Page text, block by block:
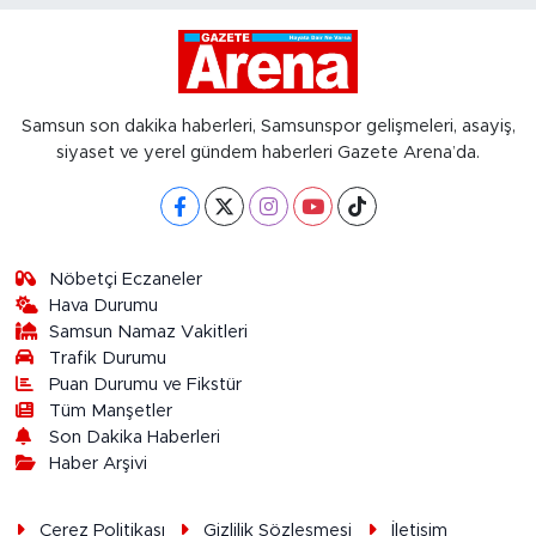
Samsun son dakika haberleri, Samsunspor gelişmeleri, asayiş,
siyaset ve yerel gündem haberleri Gazete Arena’da.
Nöbetçi Eczaneler
Hava Durumu
Samsun Namaz Vakitleri
Trafik Durumu
Puan Durumu ve Fikstür
Tüm Manşetler
Son Dakika Haberleri
Haber Arşivi
Çerez Politikası Gizlilik Sözleşmesi İletişim